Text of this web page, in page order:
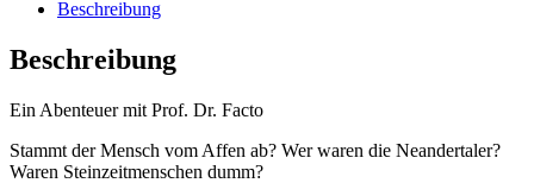
Beschreibung
Beschreibung
Ein Abenteuer mit Prof. Dr. Facto
Stammt der Mensch vom Affen ab? Wer waren die Neandertaler?
Waren Steinzeitmenschen dumm?